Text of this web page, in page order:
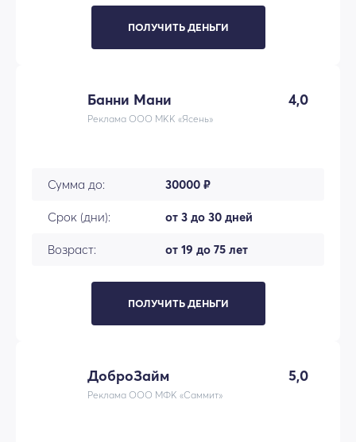
ПОЛУЧИТЬ ДЕНЬГИ
Банни Мани 4,0
Реклама ООО МКК «Ясень»
Сумма до: 30000 ₽
Срок (дни): от 3 до 30 дней
Возраст: от 19 до 75 лет
ПОЛУЧИТЬ ДЕНЬГИ
ДоброЗайм 5,0
Реклама ООО МФК «Саммит»